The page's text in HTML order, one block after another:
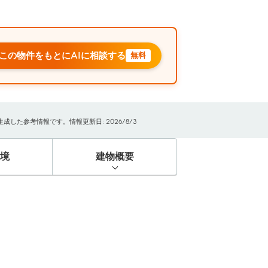
の物件をもとにAIに相談する 無料
成した参考情報です。情報更新日: 2026/8/3
建物概要